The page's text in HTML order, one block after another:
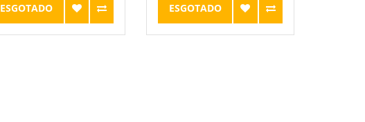
ESGOTADO ESGOTADO